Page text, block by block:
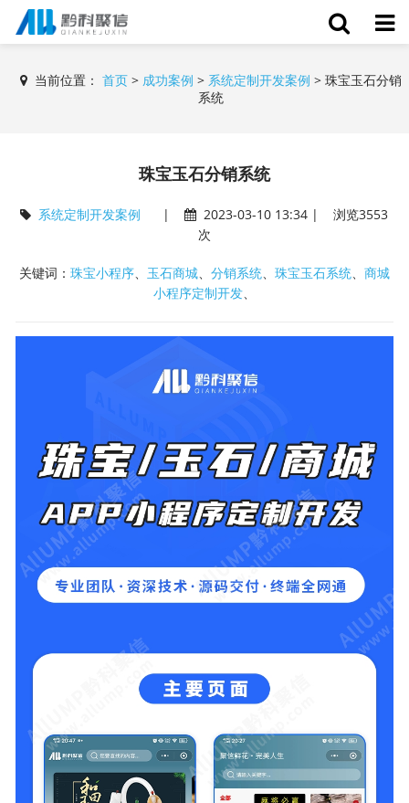
当前位置：首页 > 成功案例 > 系统定制开发案例 >珠宝玉石分销
系统
珠宝玉石分销系统
系统定制开发案例 |
2023-03-10 13:34 | 浏览3553
次
关键词： 珠宝小程序、 玉石商城、 分销系统、 珠宝玉石系统、 商城
小程序定制开发、